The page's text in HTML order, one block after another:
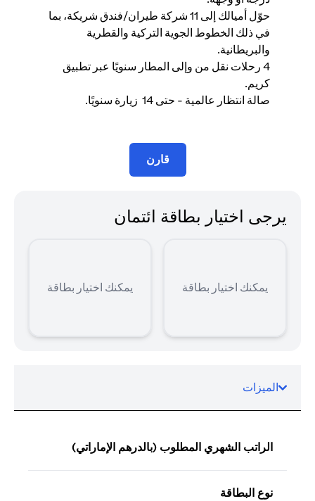
حوّل أميالك إلى 11 شركة طيران/فندق شريكة، بما
في ذلك الخطوط الجوية التركية والقطرية
والبريطانية.
4 رحلات نقل من وإلى المطار سنويًا عبر تطبيق
كريم.
صالة انتظار عالمية - حتى 14 زيارة سنويًا.
قارن
يرجى اختيار بطاقة ائتمان
يمكنك اختيار بطاقة يمكنك اختيار بطاقة
الميزات
الراتب الشهري المطلوب (بالدرهم الإماراتي)
نوع البطاقة